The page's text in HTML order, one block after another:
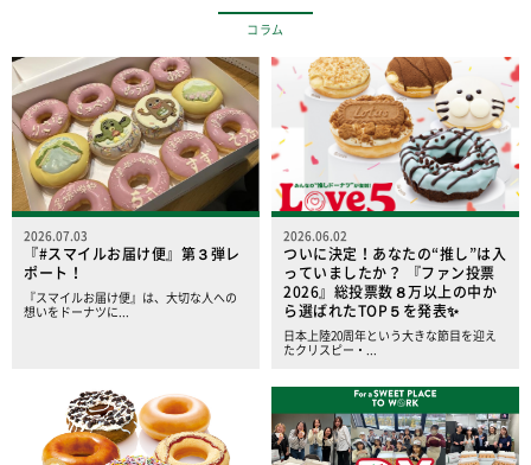
コラム
2026.07.03
『#スマイルお届け便』第３弾レ
ポート！
『スマイルお届け便』は、大切な人への
想いをドーナツに...
2026.06.02
ついに決定！あなたの“推し”は入
っていましたか？ 『ファン投票
2026』総投票数８万以上の中か
ら選ばれたTOP５を発表✨️
日本上陸20周年という大きな節目を迎え
たクリスピー・...